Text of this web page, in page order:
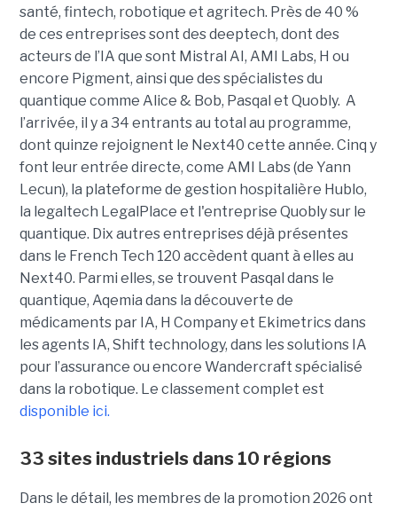
santé, fintech, robotique et agritech. Près de 40 %
de ces entreprises sont des deeptech, dont des
acteurs de l’IA que sont Mistral AI, AMI Labs, H ou
encore Pigment, ainsi que des spécialistes du
quantique comme Alice & Bob, Pasqal et Quobly. A
l’arrivée, il y a 34 entrants au total au programme,
dont quinze rejoignent le Next40 cette année. Cinq y
font leur entrée directe, come AMI Labs (de Yann
Lecun), la plateforme de gestion hospitalière Hublo,
la legaltech LegalPlace et l'entreprise Quobly sur le
quantique. Dix autres entreprises déjà présentes
dans le French Tech 120 accèdent quant à elles au
Next40. Parmi elles, se trouvent Pasqal dans le
quantique, Aqemia dans la découverte de
médicaments par IA, H Company et Ekimetrics dans
les agents IA, Shift technology, dans les solutions IA
pour l’assurance ou encore Wandercraft spécialisé
dans la robotique. Le classement complet est
disponible ici.
33 sites industriels dans 10 régions
Dans le détail, les membres de la promotion 2026 ont